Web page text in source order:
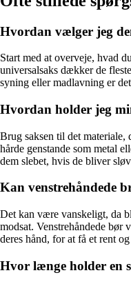
Hvordan vælger jeg
Start med at overveje, hvad
universalsaks dækker de
syning eller madlavning er
Hvordan holder jeg
Brug saksen til det materiale,
hårde genstande som metal
dem slebet, hvis de bliver
Kan venstrehåndede
Det kan være vanskeligt, da
modsat. Venstrehåndede bør
deres hånd, for at få et rent
Hvor længe holder en